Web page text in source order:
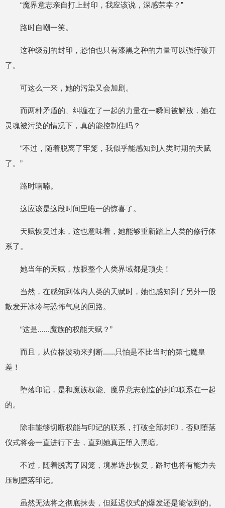
“魔界意志亲自打上封印，我应该说，深感荣幸？”
路时自嘲一笑。
这种级别的封印，恐怕也只有漆黑之种的力量可以强行破开
了。
可这么一来，她的污染又会加剧。
而两种矛盾的、纠缠在了一起的力量在一瞬间被解放，她在
灵魂被污染的情况下，真的能控制住吗？
“不过，随着脱离了牢笼，我似乎能感知到人类时期的天赋
了。”
路时喃喃。
这应该是这段时间里唯一的惊喜了。
天赋恢复过来，这也意味着，她能够重新踏上人类的修行体
系了。
她当年的天赋，放眼整个人类界域都是顶尖！
当然，在感知到体内人类的天赋时，她也感知到了另外一股
散发开冰冷与恐怖气息的回路。
“这是......魔族的权能天赋？”
而且，从位格波动来判断......只怕是不比当时的第七魔皇
差！
堕落印记，是和魔族权能、魔界意志创造的封印联系在一起
的。
除非能够切断权能与印记的联系，打破全部封印，否则堕落
仪式将会一直进行下去，直到她真正堕入黑暗。
不过，随着脱离了囚笼，境界逐步恢复，路时也将有能力去
压制堕落印记。
虽然无法将之彻底抹去，但延迟仪式的爆发还是能做到的。